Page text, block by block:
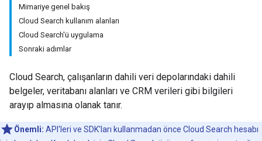
Mimariye genel bakış
Cloud Search kullanım alanları
Cloud Search'ü uygulama
Sonraki adımlar
Cloud Search, çalışanların dahili veri depolarındaki dahili
belgeler, veritabanı alanları ve CRM verileri gibi bilgileri
arayıp almasına olanak tanır.
Önemli: API'leri ve SDK'ları kullanmadan önce Cloud Search hesabı